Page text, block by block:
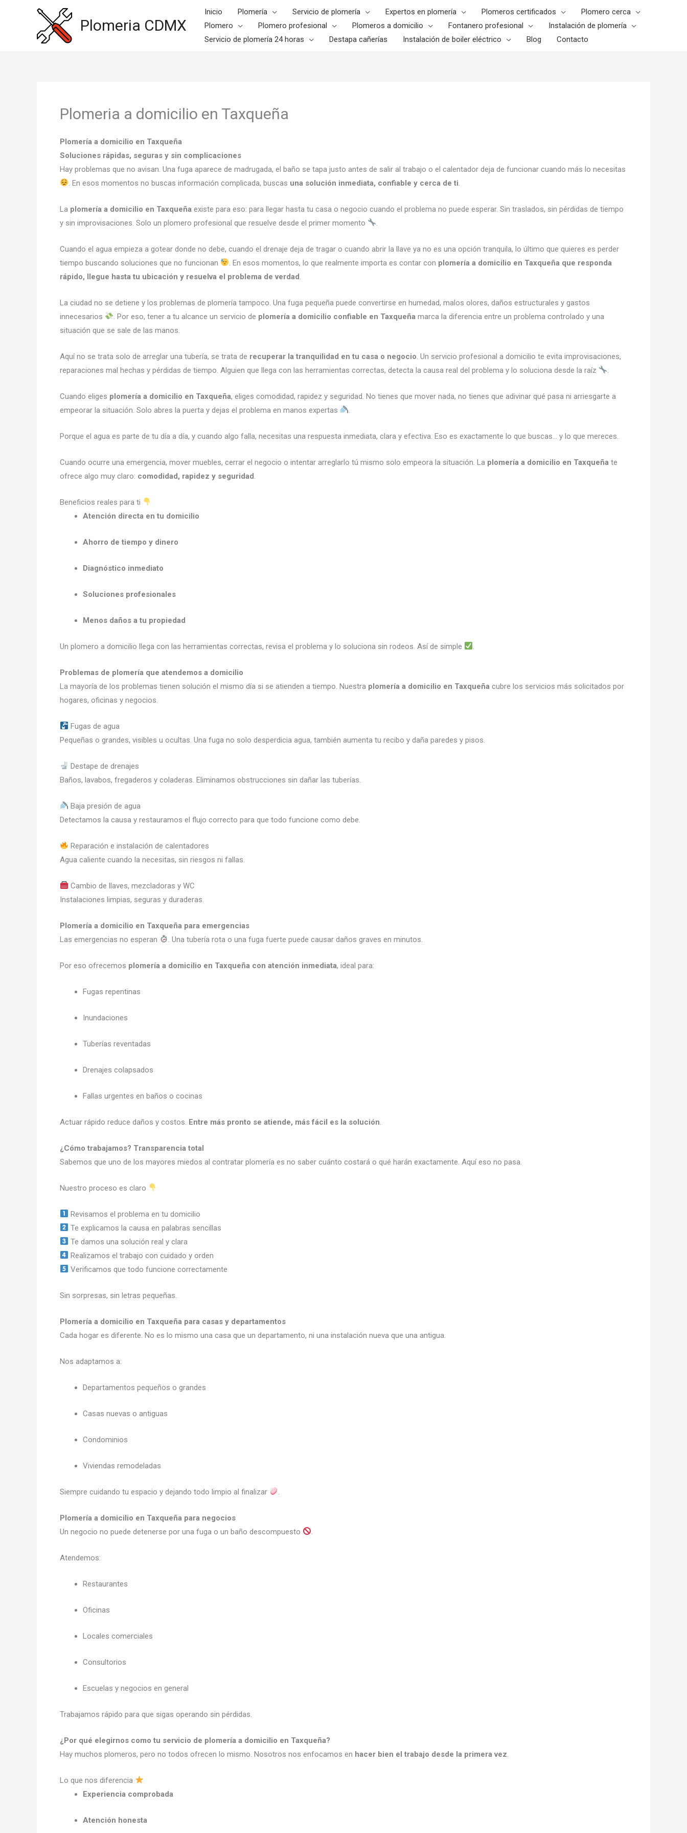
Plomeria CDMX
Inicio Plomería Servicio de plomería Expertos en plomería Plomeros certificados
Plomero cerca
Plomero
Plomero profesional Plomeros a domicilio Fontanero profesional
Instalación de plomería
Servicio de plomería 24 horas
Destapa cañerías Instalación de boiler eléctrico Blog Contacto
Plomeria a domicilio en Taxqueña
Plomería a domicilio en Taxqueña
Soluciones rápidas, seguras y sin complicaciones
Hay problemas que no avisan. Una fuga aparece de madrugada, el baño se tapa justo antes de salir al trabajo o el calentador deja de funcionar cuando más lo necesitas
. En esos momentos no buscas información complicada, buscas una solución inmediata, confiable y cerca de ti
La plomería a domicilio en Taxqueña existe para eso: para llegar hasta tu casa o negocio cuando el problema no puede esperar. Sin traslados, sin pérdidas de tiempo
y sin improvisaciones. Solo un plomero profesional que resuelve desde el primer momento
Cuando el agua empieza a gotear donde no debe, cuando el drenaje deja de tragar o cuando abrir la llave ya no es una opción tranquila, lo último que quieres es perder
tiempo buscando soluciones que no funcionan
. En esos momentos, lo que realmente importa es contar con plomería a domicilio en Taxqueña que responda
rápido, llegue hasta tu ubicación y resuelva el problema de verdad
La ciudad no se detiene y los problemas de plomería tampoco. Una fuga pequeña puede convertirse en humedad, malos olores, daños estructurales y gastos
innecesarios
. Por eso, tener a tu alcance un servicio de plomería a domicilio confiable en Taxqueña marca la diferencia entre un problema controlado y una
situación que se sale de las manos.
Aquí no se trata solo de arreglar una tubería, se trata de recuperar la tranquilidad en tu casa o negocio . Un servicio profesional a domicilio te evita improvisaciones,
reparaciones mal hechas y pérdidas de tiempo. Alguien que llega con las herramientas correctas, detecta la causa real del problema y lo soluciona desde la raíz
Cuando eliges plomería a domicilio en Taxqueña, eliges comodidad, rapidez y seguridad. No tienes que mover nada, no tienes que adivinar qué pasa ni arriesgarte a
empeorar la situación. Solo abres la puerta y dejas el problema en manos expertas
Porque el agua es parte de tu día a día, y cuando algo falla, necesitas una respuesta inmediata, clara y efectiva. Eso es exactamente lo que buscas… y lo que mereces.
Cuando ocurre una emergencia, mover muebles, cerrar el negocio o intentar arreglarlo tú mismo solo empeora la situación. La plomería a domicilio en Taxqueña te
ofrece algo muy claro: comodidad, rapidez y seguridad
Beneficios reales para ti
Atención directa en tu domicilio
Ahorro de tiempo y dinero
Diagnóstico inmediato
Soluciones profesionales
Menos daños a tu propiedad
Un plomero a domicilio llega con las herramientas correctas, revisa el problema y lo soluciona sin rodeos. Así de simple
Problemas de plomería que atendemos a domicilio
La mayoría de los problemas tienen solución el mismo día si se atienden a tiempo. Nuestra plomería a domicilio en Taxqueña cubre los servicios más solicitados por
hogares, oficinas y negocios.
Fugas de agua
Pequeñas o grandes, visibles u ocultas. Una fuga no solo desperdicia agua, también aumenta tu recibo y daña paredes y pisos.
Destape de drenajes
Baños, lavabos, fregaderos y coladeras. Eliminamos obstrucciones sin dañar las tuberías.
Baja presión de agua
Detectamos la causa y restauramos el flujo correcto para que todo funcione como debe.
Reparación e instalación de calentadores
Agua caliente cuando la necesitas, sin riesgos ni fallas.
Cambio de llaves, mezcladoras y WC
Instalaciones limpias, seguras y duraderas.
Plomería a domicilio en Taxqueña para emergencias
Las emergencias no esperan
. Una tubería rota o una fuga fuerte puede causar daños graves en minutos.
Por eso ofrecemos plomería a domicilio en Taxqueña con atención inmediata, ideal para:
Fugas repentinas
Inundaciones
Tuberías reventadas
Drenajes colapsados
Fallas urgentes en baños o cocinas
Actuar rápido reduce daños y costos. Entre más pronto se atiende, más fácil es la solución
¿Cómo trabajamos? Transparencia total
Sabemos que uno de los mayores miedos al contratar plomería es no saber cuánto costará o qué harán exactamente. Aquí eso no pasa.
Nuestro proceso es claro
Revisamos el problema en tu domicilio
Te explicamos la causa en palabras sencillas
Te damos una solución real y clara
Realizamos el trabajo con cuidado y orden
Verificamos que todo funcione correctamente
Sin sorpresas, sin letras pequeñas.
Plomería a domicilio en Taxqueña para casas y departamentos
Cada hogar es diferente. No es lo mismo una casa que un departamento, ni una instalación nueva que una antigua.
Nos adaptamos a:
Departamentos pequeños o grandes
Casas nuevas o antiguas
Condominios
Viviendas remodeladas
Siempre cuidando tu espacio y dejando todo limpio al finalizar
Plomería a domicilio en Taxqueña para negocios
Un negocio no puede detenerse por una fuga o un baño descompuesto
Atendemos:
Restaurantes
Oficinas
Locales comerciales
Consultorios
Escuelas y negocios en general
Trabajamos rápido para que sigas operando sin pérdidas.
¿Por qué elegirnos como tu servicio de plomería a domicilio en Taxqueña?
Hay muchos plomeros, pero no todos ofrecen lo mismo. Nosotros nos enfocamos en hacer bien el trabajo desde la primera vez
Lo que nos diferencia
Experiencia comprobada
Atención honesta